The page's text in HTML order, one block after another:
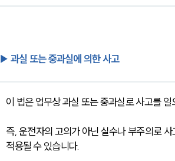
▶ 과실 또는 중과실에 의한 사고
이 법은 업무상 과실 또는 중과실로 사고를
즉, 운전자의 고의가 아닌 실수나 부주의로
적용될 수 있습니다.